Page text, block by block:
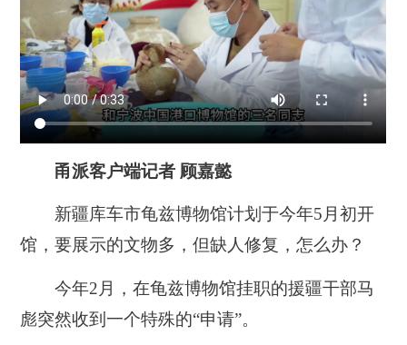
甬派客户端记者 顾嘉懿
新疆库车市龟兹博物馆计划于今年5月初开
馆，要展示的文物多，但缺人修复，怎么办？
今年2月，在龟兹博物馆挂职的援疆干部马
彪突然收到一个特殊的“申请”。